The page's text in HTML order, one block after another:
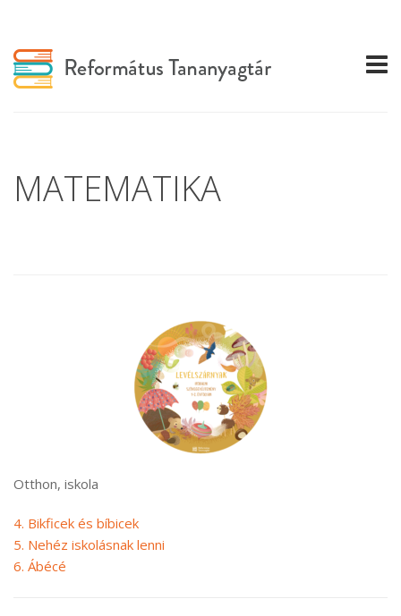
MATEMATIKA
Otthon, iskola
4. Bikficek és bíbicek
5. Nehéz iskolásnak lenni
6. Ábécé